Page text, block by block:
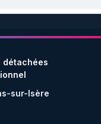
détachées
sur-Isère